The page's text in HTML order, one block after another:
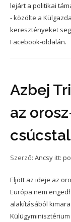
lejárt a politikai
- közölte a
keresztényeket
Facebook-oldalán.
Azbej
az
Szerző: Ancsy itt:
Eljött az ideje az
Európa nem
alakításából